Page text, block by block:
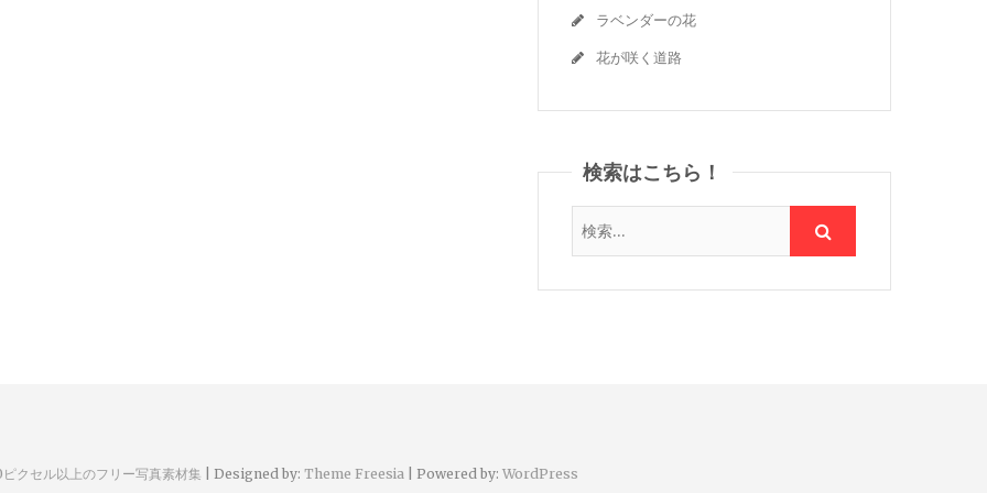
ラベンダーの花
花が咲く道路
検索はこちら！
クセル以上のフリー写真素材集 | Designed by: Theme Freesia| Powered by: WordPress